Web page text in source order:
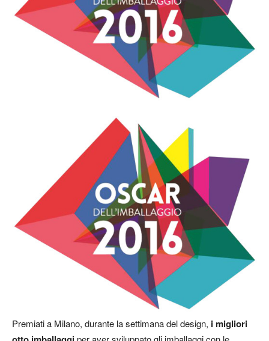
Premiati a Milano, durante la settimana del design, i migliori